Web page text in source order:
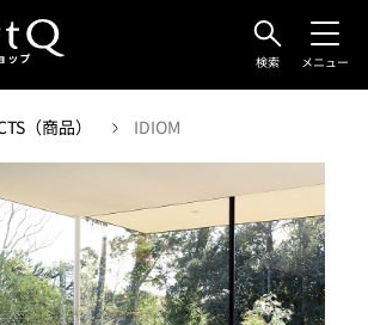
検索 メニュー
（商品） IDIOM